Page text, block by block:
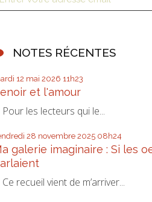
NOTES RÉCENTES
12 mai 2026 11h23
et l'amour
Pour les lecteurs qui le...
28 novembre 2025 08h24
galerie imaginaire : Si les
Ce recueil vient de m’arriver...